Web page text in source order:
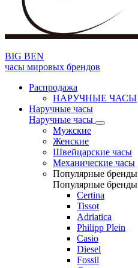
BIG BEN
часы мировых брендов
Распродажа
НАРУЧНЫЕ ЧАСЫ
Наручные часы
Наручные часы
Мужские
Женские
Швейцарские часы
Механические часы
Популярные бренды
Популярные бренды
Certina
Tissot
Adriatica
Philipp Plein
Casio
Diesel
Fossil